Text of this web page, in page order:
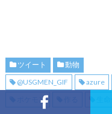
ツイート
動物
@USGMEN_GIF
azure
ポケモン